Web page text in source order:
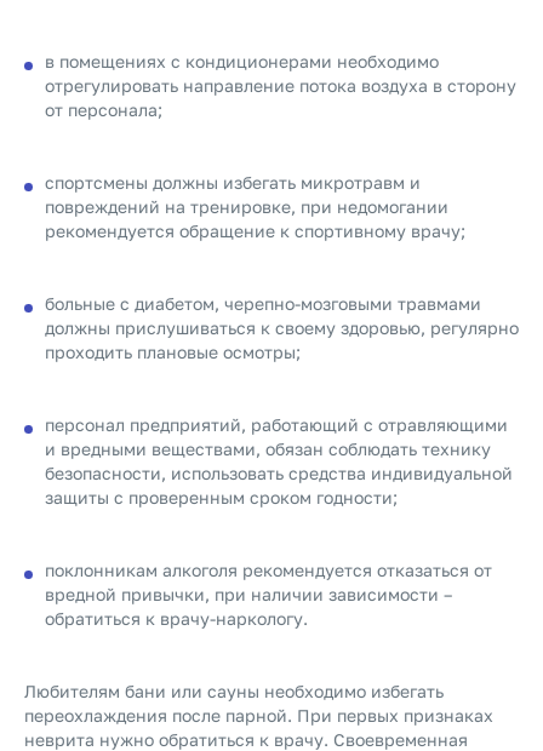
в помещениях с кондиционерами необходимо
отрегулировать направление потока воздуха в сторону
от персонала;
спортсмены должны избегать микротравм и
повреждений на тренировке, при недомогании
рекомендуется обращение к спортивному врачу;
больные с диабетом, черепно-мозговыми травмами
должны прислушиваться к своему здоровью, регулярно
проходить плановые осмотры;
персонал предприятий, работающий с отравляющими
и вредными веществами, обязан соблюдать технику
безопасности, использовать средства индивидуальной
защиты с проверенным сроком годности;
поклонникам алкоголя рекомендуется отказаться от
вредной привычки, при наличии зависимости –
обратиться к врачу-наркологу.
Любителям бани или сауны необходимо избегать
переохлаждения после парной. При первых признаках
неврита нужно обратиться к врачу. Своевременная